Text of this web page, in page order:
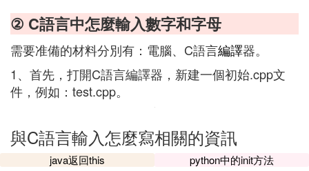
② C語言中怎麼輸入數字和字母
需要准備的材料分別有：電腦、C語言編譯器。
1、首先，打開C語言編譯器，新建一個初始.cpp文
件，例如：test.cpp。
與C語言輸入怎麼寫相關的資訊
java返回this
python中的init方法